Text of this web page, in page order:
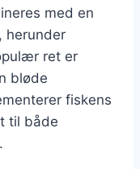
med en
herunder
ret er
bløde
fiskens
til både